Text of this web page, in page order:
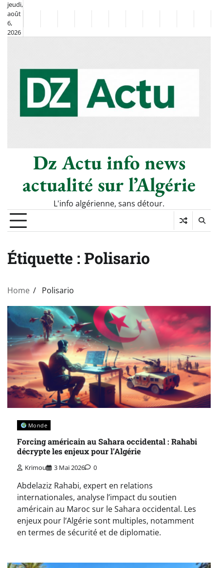
Skip
content
jeudi,
août
6,
2026
FlashSportclasséDiasporaChronique
–
Le
Thé
SociétéCultureMondeÉconomie
Tech
Dz Actu info news
actualité sur l’Algérie
L'info algérienne, sans détour.
Étiquette : Polisario
Home Polisario
Monde
Forcing américain au Sahara occidental : Rahabi
décrypte les enjeux pour l’Algérie
Krimou 3 Mai 2026 0
Abdelaziz Rahabi, expert en relations
internationales, analyse l’impact du soutien
américain au Maroc sur le Sahara occidental. Les
enjeux pour l’Algérie sont multiples, notamment
en termes de sécurité et de diplomatie.